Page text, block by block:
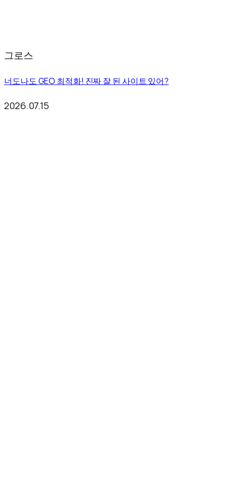
그로스
너도나도 GEO 최적화! 진짜 잘 된 사이트 있어?
2026.07.15